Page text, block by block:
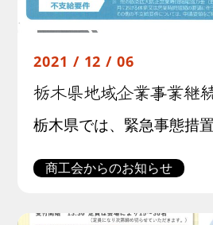
2021 / 12 / 06
商工会からのお知らせ